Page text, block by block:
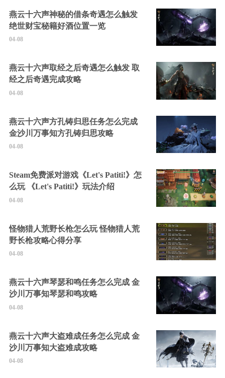
燕云十六声神秘的借条奇遇怎么触发
绝世财宝秘籍好酒位置一览
04-08
燕云十六声取经之后奇遇怎么触发 取
经之后奇遇完成攻略
04-08
燕云十六声方孔铸归思任务怎么完成
金沙川万事知方孔铸归思攻略
04-08
Steam免费派对游戏《Let's Patiti!》怎
么玩 《Let's Patiti!》玩法介绍
04-08
怪物猎人荒野长枪怎么玩 怪物猎人荒
野长枪攻略心得分享
04-08
燕云十六声琴瑟和鸣任务怎么完成 金
沙川万事知琴瑟和鸣攻略
04-08
燕云十六声大盗难成任务怎么完成 金
沙川万事知大盗难成攻略
04-08